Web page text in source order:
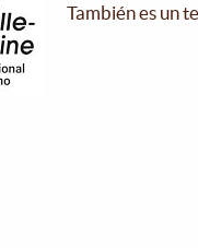
También es un